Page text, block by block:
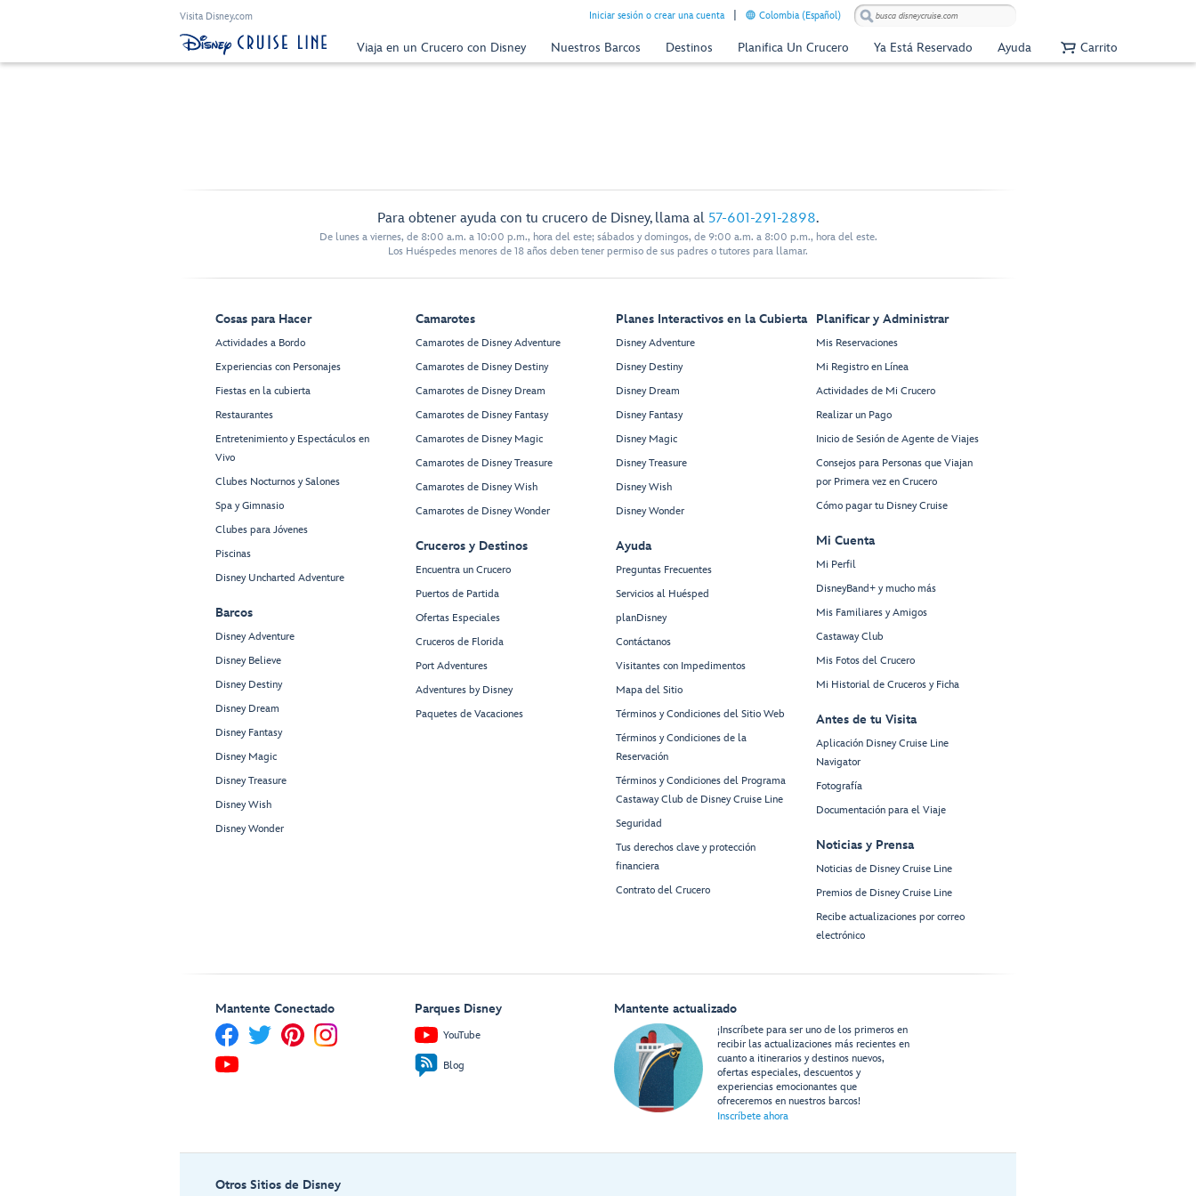
Visita Disney.com Iniciar sesión o crear una cuenta Colombia (Español)
Viaja en un Crucero con Disney Nuestros Barcos Destinos Planifica Un Crucero Ya Está Reservado Ayuda Carrito
Para obtener ayuda con tu crucero de Disney, llama al 57-601-291-2898.
De lunes a viernes, de 8:00 a.m. a 10:00 p.m., hora del este; sábados y domingos, de 9:00 a.m. a 8:00 p.m., hora del este.
Los Huéspedes menores de 18 años deben tener permiso de sus padres o tutores para llamar.
Cosas para Hacer
Actividades a Bordo
Experiencias con Personajes
Fiestas en la cubierta
Restaurantes
Entretenimiento y Espectáculos en
Vivo
Clubes Nocturnos y Salones
Spa y Gimnasio
Clubes para Jóvenes
Piscinas
Disney Uncharted Adventure
Barcos
Disney Adventure
Disney Believe
Disney Destiny
Disney Dream
Disney Fantasy
Disney Magic
Disney Treasure
Disney Wish
Disney Wonder
Camarotes
Camarotes de Disney Adventure
Camarotes de Disney Destiny
Camarotes de Disney Dream
Camarotes de Disney Fantasy
Camarotes de Disney Magic
Camarotes de Disney Treasure
Camarotes de Disney Wish
Camarotes de Disney Wonder
Cruceros y Destinos
Encuentra un Crucero
Puertos de Partida
Ofertas Especiales
Cruceros de Florida
Port Adventures
Adventures by Disney
Paquetes de Vacaciones
Planes Interactivos en la Cubierta
Disney Adventure
Disney Destiny
Disney Dream
Disney Fantasy
Disney Magic
Disney Treasure
Disney Wish
Disney Wonder
Ayuda
Preguntas Frecuentes
Servicios al Huésped
planDisney
Contáctanos
Visitantes con Impedimentos
Mapa del Sitio
Términos y Condiciones del Sitio Web
Términos y Condiciones de la
Reservación
Términos y Condiciones del Programa
Castaway Club de Disney Cruise Line
Seguridad
Tus derechos clave y protección
financiera
Contrato del Crucero
Planificar y Administrar
Mis Reservaciones
Mi Registro en Línea
Actividades de Mi Crucero
Realizar un Pago
Inicio de Sesión de Agente de Viajes
Consejos para Personas que Viajan
por Primera vez en Crucero
Cómo pagar tu Disney Cruise
Mi Cuenta
Mi Perfil
DisneyBand+ y mucho más
Mis Familiares y Amigos
Castaway Club
Mis Fotos del Crucero
Mi Historial de Cruceros y Ficha
Antes de tu Visita
Aplicación Disney Cruise Line
Navigator
Fotografía
Documentación para el Viaje
Noticias y Prensa
Noticias de Disney Cruise Line
Premios de Disney Cruise Line
Recibe actualizaciones por correo
electrónico
Mantente Conectado Parques Disney
YouTube
Blog
Mantente actualizado
¡Inscríbete para ser uno de los primeros en
recibir las actualizaciones más recientes en
cuanto a itinerarios y destinos nuevos,
ofertas especiales, descuentos y
experiencias emocionantes que
ofreceremos en nuestros barcos!
Inscríbete ahora
Otros Sitios de Disney